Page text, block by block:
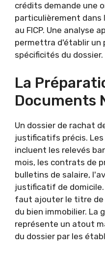
crédits demande une
particulièrement dans
au FICP. Une analyse
permettra d'établir un
spécificités du dossier.
La
Documents
Un dossier de rachat
justificatifs précis.
incluent les relevés
mois, les contrats de
bulletins de salaire,
justificatif de
faut ajouter le titre
du bien immobilier. La
représente un atout
du dossier par les